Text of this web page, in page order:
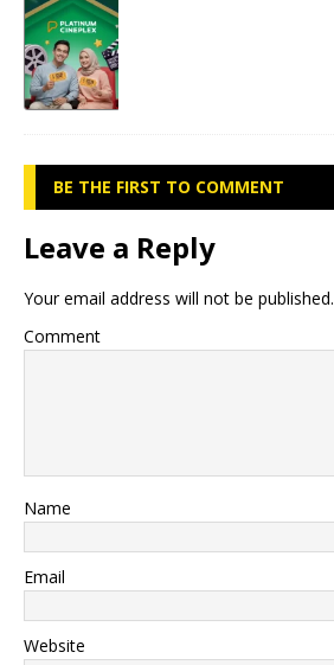
BE THE FIRST TO COMMENT
Leave a Reply
Your email address will not be published.
Comment
Name
Email
Website